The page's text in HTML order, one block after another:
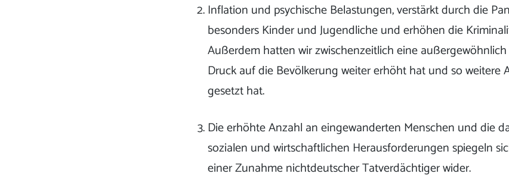
Inflation und psychische Belastungen, verstärkt durch die
besonders Kinder und Jugendliche und erhöhen die
Außerdem hatten wir zwischenzeitlich eine
Druck auf die Bevölkerung weiter erhöht hat und so weitere
gesetzt hat.
Die erhöhte Anzahl an eingewanderten Menschen und die
sozialen und wirtschaftlichen Herausforderungen spiegeln
einer Zunahme nichtdeutscher Tatverdächtiger wider.